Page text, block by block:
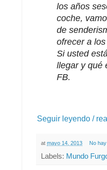
los años
coche,
de
ofrecer a
Si usted
llegar y qué
FB.
Seguir leyendo /
at mayo 14, 2013 No
Labels: Mundo